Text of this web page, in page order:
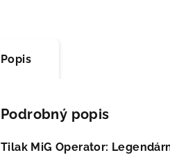
Popis
Podrobný popis
Tilak MiG Operator: